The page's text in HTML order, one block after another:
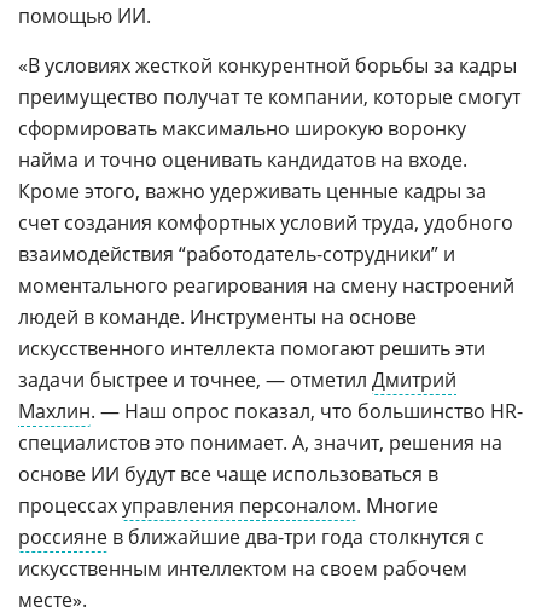
помощью ИИ.
«В условиях жесткой конкурентной борьбы за кадры
преимущество получат те компании, которые смогут
сформировать максимально широкую воронку
найма и точно оценивать кандидатов на входе.
Кроме этого, важно удерживать ценные кадры за
счет создания комфортных условий труда, удобного
взаимодействия “работодатель-сотрудники” и
моментального реагирования на смену настроений
людей в команде. Инструменты на основе
искусственного интеллекта помогают решить эти
задачи быстрее и точнее, — отметил Дмитрий
Махлин. — Наш опрос показал, что большинство HR-
специалистов это понимает. А, значит, решения на
основе ИИ будут все чаще использоваться в
процессахуправления персоналом. Многие
россияне в ближайшие два-три года столкнутся с
искусственным интеллектом на своем рабочем
месте».